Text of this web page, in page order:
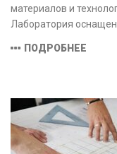
материалов и
Лаборатория
соответствующими
ПОДРОБНЕЕ